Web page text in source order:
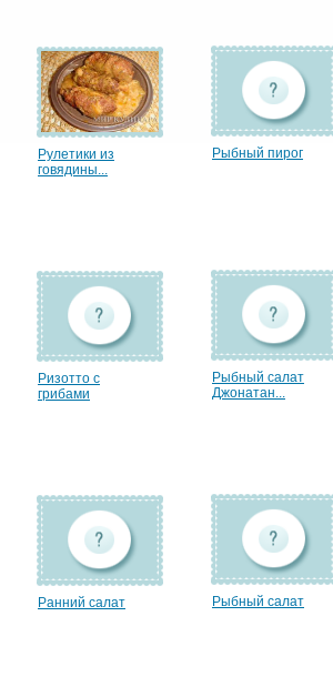
Рулетики из
говядины...
Рыбный пирог
Ризотто с
грибами
Рыбный салат
Джонатан...
Ранний салат Рыбный салат